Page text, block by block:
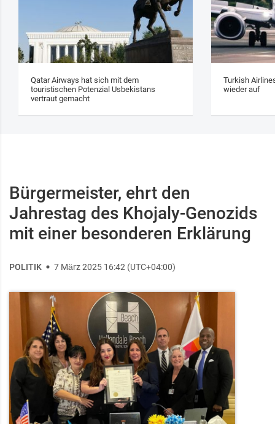
Qatar Airways hat sich mit dem
touristischen Potenzial Usbekistans
vertraut gemacht
Turkish
wieder auf
Bürgermeister, ehrt den
Jahrestag des Khojaly-Genozids
mit einer besonderen Erklärung
POLITIK 7 März 2025 16:42 (UTC+04:00)